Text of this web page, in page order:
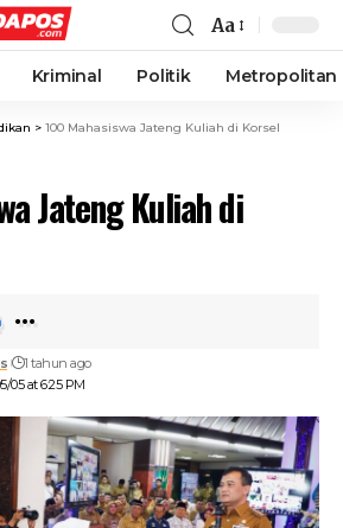
Aa
Kriminal Politik Metropolitan
> 100 Mahasiswa Jateng Kuliah di Korsel
Jateng Kuliah di
05 at 6:25 PM
1 tahun ago